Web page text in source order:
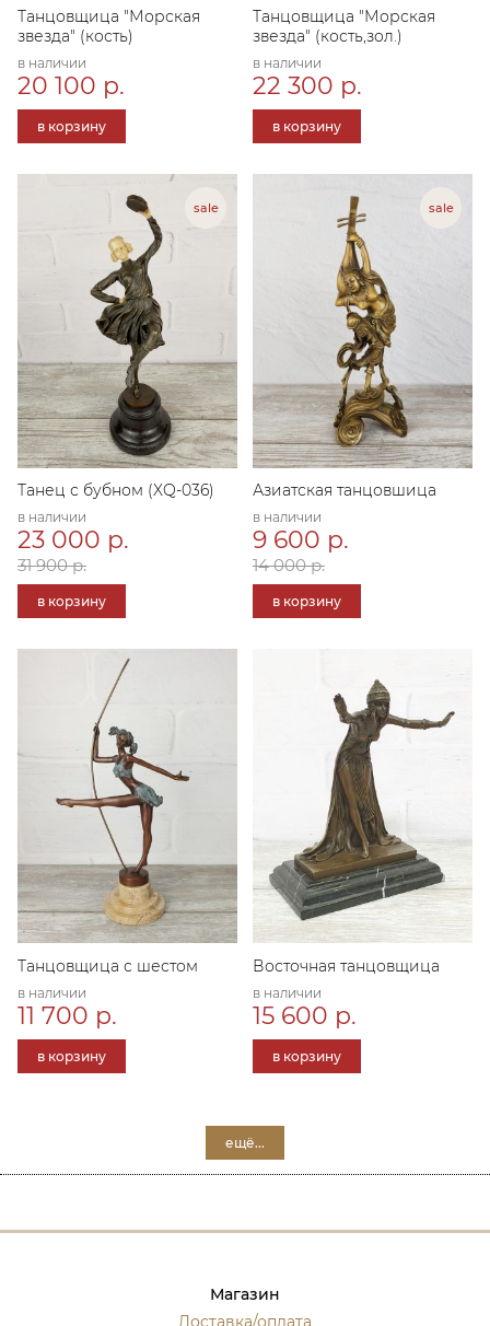
Танцовщица "Морская
звезда" (кость)
в наличии
20 100 р.
в корзину
Танцовщица "Морская
звезда" (кость,зол.)
в наличии
22 300 р.
в корзину
Танец с бубном (XQ-036)
в наличии
23 000 р.
31 900 р.
в корзину
Азиатская танцовшица
в наличии
9 600 р.
14 000 р.
в корзину
Танцовщица с шестом
в наличии
11 700 р.
в корзину
Восточная танцовщица
в наличии
15 600 р.
в корзину
ещё...
Магазин
Доставка/оплата